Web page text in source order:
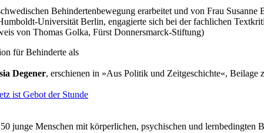
Behindertenbewegung erarbeitet und von Frau
Universität Berlin, engagierte sich bei der fachlichen
von Thomas Golka, Fürst Donnersmarck-Stiftung)
für Behinderte als
Degener, erschienen in »Aus Politik und Zeitgeschichte«, Beilage
ist Gebot der Stunde
junge Menschen mit körperlichen, psychischen und lernbedingten